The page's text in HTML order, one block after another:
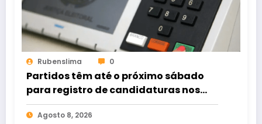
Rubenslima 0
Partidos têm até o próximo sábado
para registro de candidaturas nos
tribunais
Agosto 8, 2026